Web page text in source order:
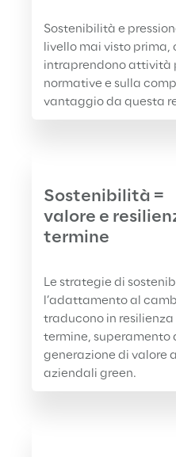
Sostenibilità e
livello mai visto prima,
intraprendono attività
normative e sulla
vantaggio da questa
Sostenibilità =
valore e
termine
Le strategie di
l’adattamento al
traducono in
termine, superamento
generazione di valore
aziendali green.